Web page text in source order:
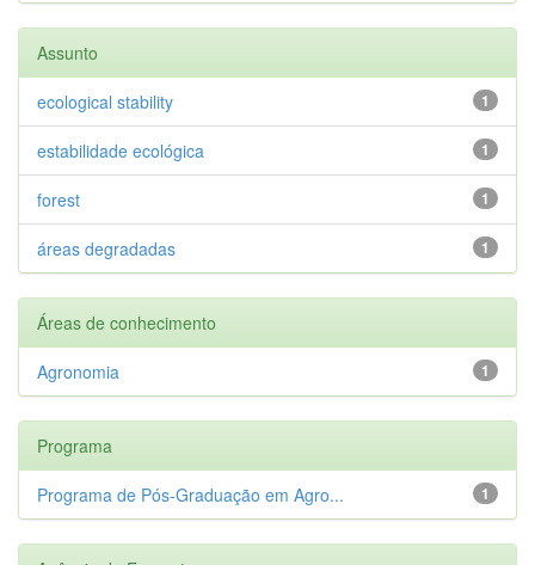
Assunto
1
ecological stability
1
estabilidade ecológica
1
forest
1
áreas degradadas
Áreas de conhecimento
1
Agronomia
Programa
1
Programa de Pós-Graduação em Agro...